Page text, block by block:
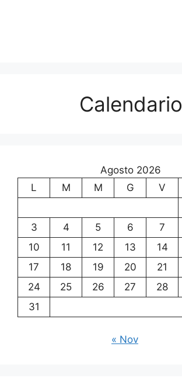
Calendario
Agosto 2026
L
M M G V
3
4 5 6 7
10
11 12 13 14
17
18 19 20 21
24
25 26 27 28
31
« Nov